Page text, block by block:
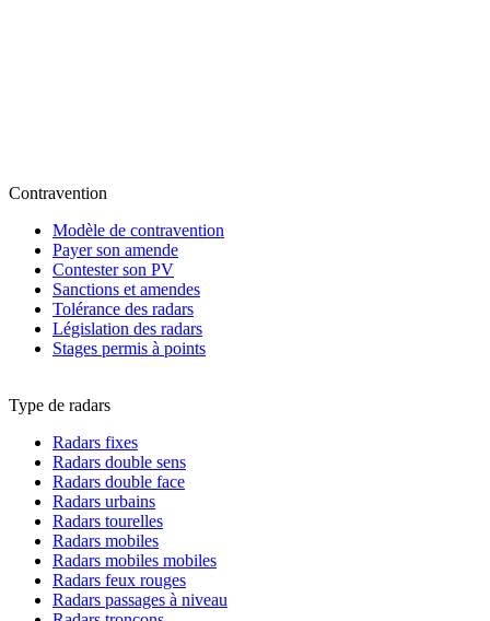
Contravention
Modèle de contravention
Payer son amende
Contester son PV
Sanctions et amendes
Tolérance des radars
Législation des radars
Stages permis à points
Type de radars
Radars fixes
Radars double sens
Radars double face
Radars urbains
Radars tourelles
Radars mobiles
Radars mobiles mobiles
Radars feux rouges
Radars passages à niveau